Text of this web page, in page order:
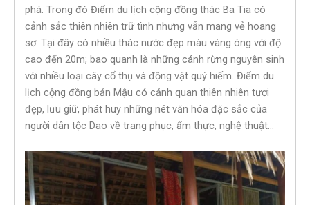
phá. Trong đó Điểm du lịch cộng đồng thác Ba Tia có
cảnh sắc thiên nhiên trữ tình nhưng vẫn mang vẻ hoang
sơ. Tại đây có nhiều thác nước đẹp màu vàng óng với độ
cao đến 20m; bao quanh là những cánh rừng nguyên sinh
với nhiều loại cây cổ thụ và động vật quý hiếm. Điểm du
lịch cộng đồng bản Mậu có cảnh quan thiên nhiên tươi
đẹp, lưu giữ, phát huy những nét văn hóa đặc sắc của
người dân tộc Dao về trang phục, ẩm thực, nghệ thuật…